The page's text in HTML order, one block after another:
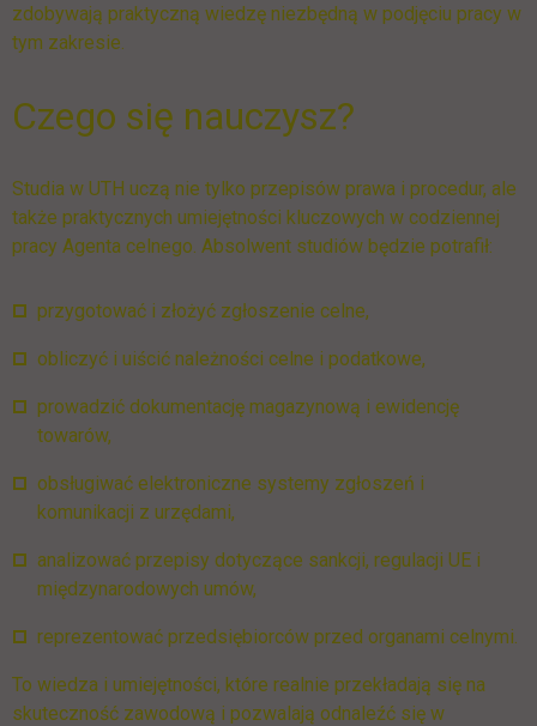
zdobywają praktyczną wiedzę niezbędną w podjęciu pracy w
tym zakresie.
Czego się nauczysz?
Studia w UTH uczą nie tylko przepisów prawa i procedur, ale
także praktycznych umiejętności kluczowych w codziennej
pracy Agenta celnego. Absolwent studiów będzie potrafił:
przygotować i złożyć zgłoszenie celne,
obliczyć i uiścić należności celne i podatkowe,
prowadzić dokumentację magazynową i ewidencję
towarów,
obsługiwać elektroniczne systemy zgłoszeń i
komunikacji z urzędami,
analizować przepisy dotyczące sankcji, regulacji UE i
międzynarodowych umów,
reprezentować przedsiębiorców przed organami celnymi.
To wiedza i umiejętności, które realnie przekładają się na
skuteczność zawodową i pozwalają odnaleźć się w